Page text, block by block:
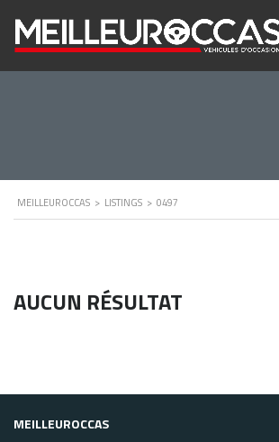
MEILLEUROCCAS > LISTINGS > 0497
AUCUN RÉSULTAT
MEILLEUROCCAS